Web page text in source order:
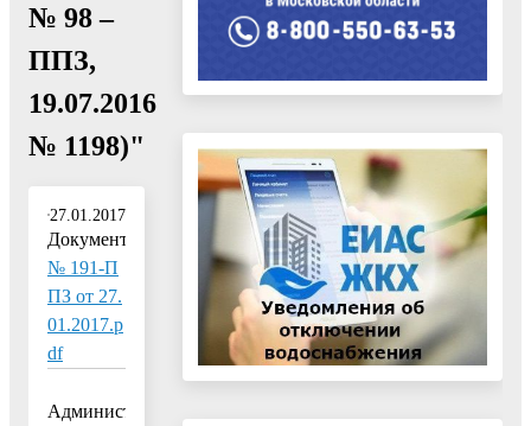
№ 98 –
ППЗ,
19.07.2016
№ 1198)"
27.01.2017
Документ:
№ 191-П
ПЗ от 27.
01.2017.p
df
Администрация